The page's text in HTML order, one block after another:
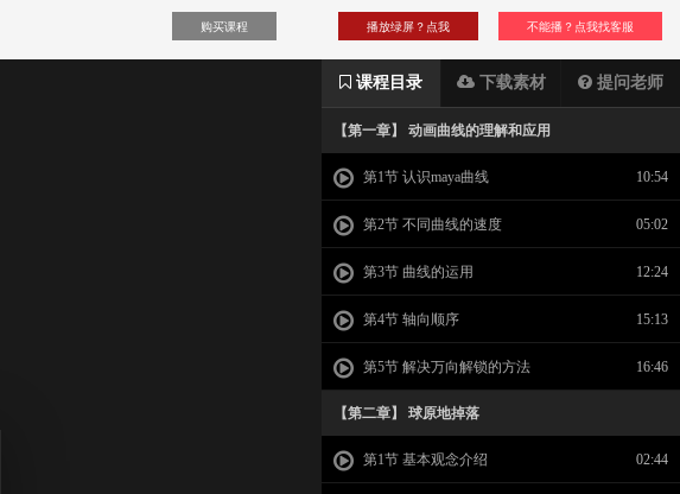
购买课程 不能播？点我找客服
播放绿屏？点我
课程目录 下载素材 提问老师
【第一章】 动画曲线的理解和应用
第1节 认识maya曲线 10:54
第2节 不同曲线的速度 05:02
第3节 曲线的运用 12:24
第4节 轴向顺序 15:13
第5节 解决万向解锁的方法 16:46
【第二章】 球原地掉落
第1节 基本观念介绍 02:44